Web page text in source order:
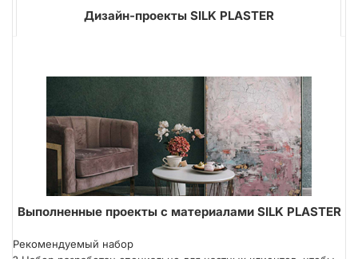
Дизайн-проекты SILK PLASTER
Выполненные проекты с материалами SILK PLASTER
Рекомендуемый набор